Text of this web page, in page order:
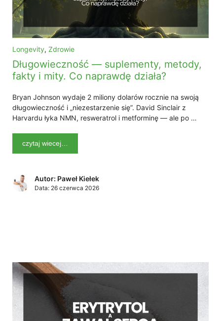
Longevity, Zdrowie
Długowieczność — suplementy, metody,
fakty i mity. Co naprawdę działa?
Bryan Johnson wydaje 2 miliony dolarów rocznie na swoją
długowieczność i „niezestarzenie się”. David Sinclair z
Harvardu łyka NMN, resweratrol i metforminę — ale po …
czytaj wiecej…
Autor: Paweł Kiełek
Data: 26 czerwca 2026